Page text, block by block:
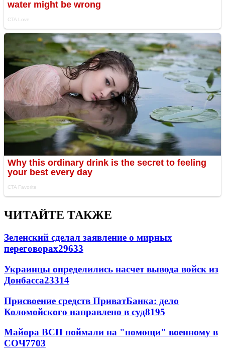
ЧИТАЙТЕ ТАКЖЕ
Зеленский сделал заявление о мирных
переговорах29633
Украинцы определились насчет вывода войск из
Донбасса23314
Присвоение средств ПриватБанка: дело
Коломойского направлено в суд8195
Майора ВСП поймали на "помощи" военному в
СОЧ7703